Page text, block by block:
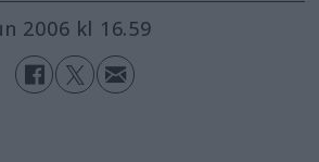
2006 kl 16.59